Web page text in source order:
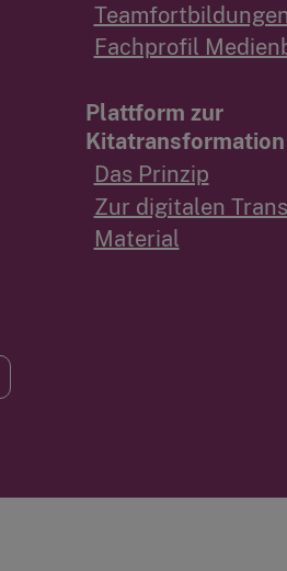
Teamfortbildungen
Fachprofil
Plattform zur
Kitatransformation
Das Prinzip
Zur digitalen
Material